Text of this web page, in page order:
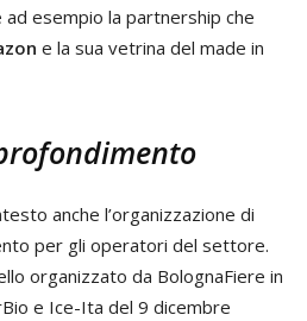
esempio la partnership che
e la sua vetrina del made in
anche l’organizzazione di
per gli operatori del settore.
organizzato da BolognaFiere in
e Ice-Ita del 9 dicembre